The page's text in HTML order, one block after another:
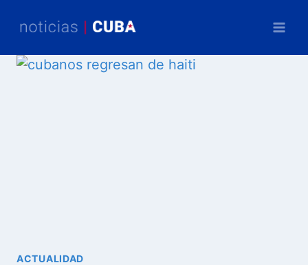
ACTUALIDAD